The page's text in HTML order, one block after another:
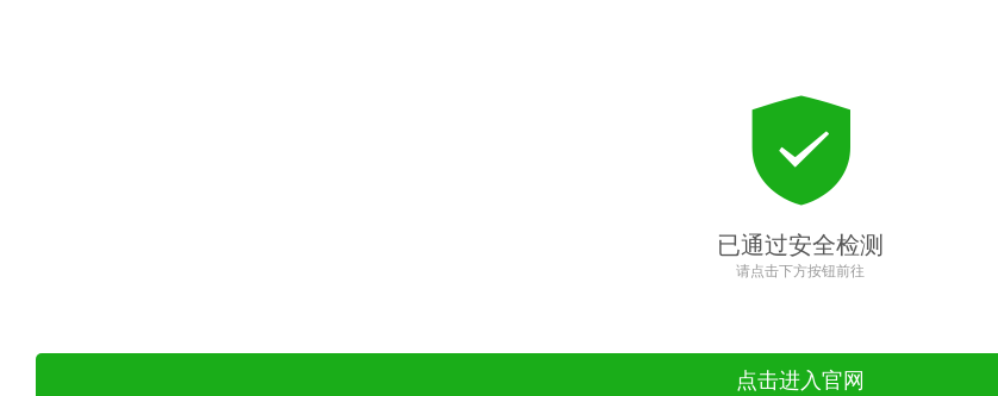
已通过安全检测
请点击下方按钮前往
点击进入官网